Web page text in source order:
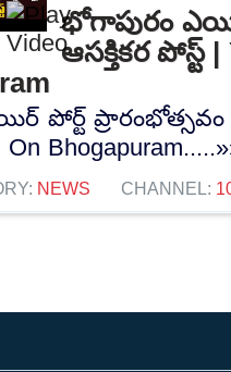
భోగాపురం
ఆసక్తికర పోస్ట్
పోర్ట్ ప్రారంభోత్సవం
NEWS CHANNEL: